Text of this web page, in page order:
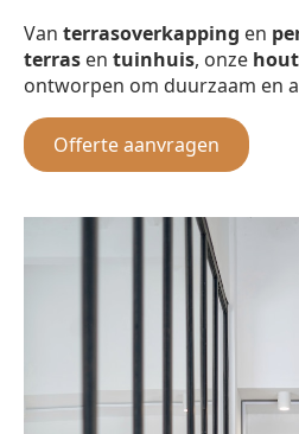
Van terrasoverkapping en
terras en tuinhuis, onze
ontworpen om duurzaam en
Offerte aanvragen